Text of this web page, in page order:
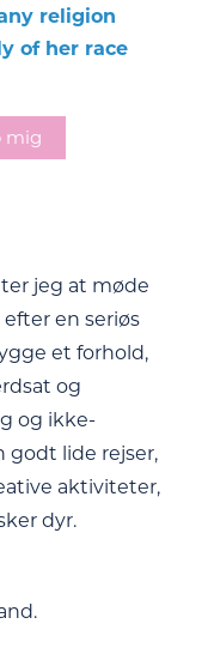
religion
of her race
mig
jeg at møde
en seriøs
et forhold,
og
og ikke-
godt lide rejser,
aktiviteter,
dyr.